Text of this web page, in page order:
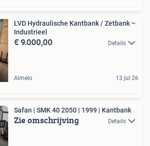
LVD Hydraulische Kantbank / Zetbank –
Industrieel
€ 9.000,00 Details
Almelo 13 jul 26
Safan | SMK 40 2050 | 1999 | Kantbank
Zie omschrijving Details